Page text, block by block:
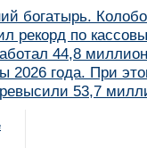
богатырь.
рекорд по
44,8
2026 года. При
53,7